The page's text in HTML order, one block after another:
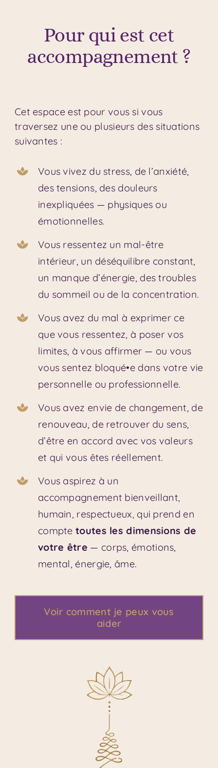
Pour qui est cet
accompagnement ?
Cet espace est pour vous si vous
traversez une ou plusieurs des situations
suivantes :
Vous vivez du stress, de l’anxiété,
des tensions, des douleurs
inexpliquées — physiques ou
émotionnelles.
Vous ressentez un mal-être
intérieur, un déséquilibre constant,
un manque d’énergie, des troubles
du sommeil ou de la concentration.
Vous avez du mal à exprimer ce
que vous ressentez, à poser vos
limites, à vous affirmer — ou vous
vous sentez bloqué•e dans votre vie
personnelle ou professionnelle.
Vous avez envie de changement, de
renouveau, de retrouver du sens,
d’être en accord avec vos valeurs
et qui vous êtes réellement.
Vous aspirez à un
accompagnement bienveillant,
humain, respectueux, qui prend en
comptetoutes les dimensions de
votre être — corps, émotions,
mental, énergie, âme.
Voir comment je peux vous
aider